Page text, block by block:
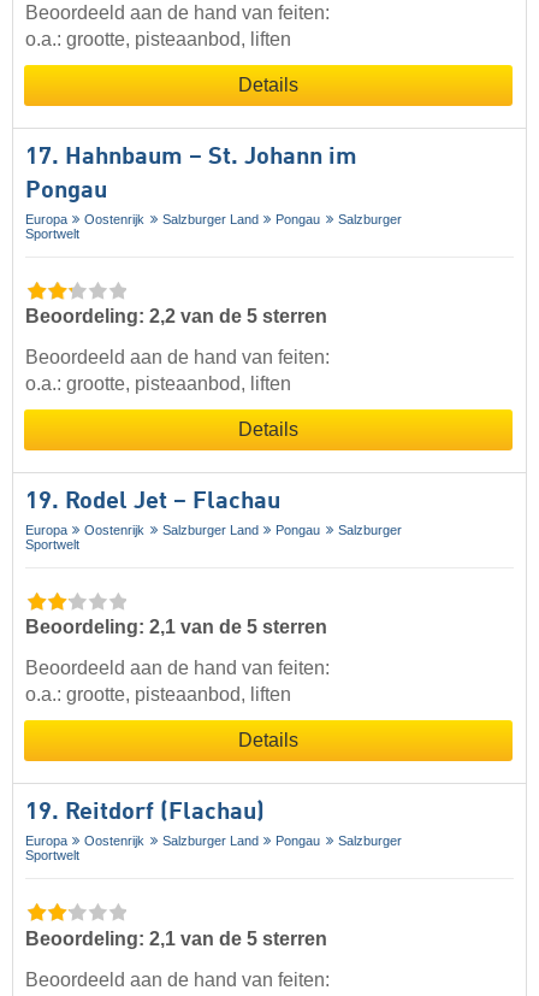
Beoordeeld aan de hand van feiten:
o.a.: grootte, pisteaanbod, liften
Details
17. Hahnbaum – St. Johann im
Pongau
Europa Oostenrijk Salzburger Land Pongau
Salzburger
Sportwelt
Beoordeling: 2,2 van de 5 sterren
Beoordeeld aan de hand van feiten:
o.a.: grootte, pisteaanbod, liften
Details
19. Rodel Jet – Flachau
Europa Oostenrijk Salzburger Land Pongau
Salzburger
Sportwelt
Beoordeling: 2,1 van de 5 sterren
Beoordeeld aan de hand van feiten:
o.a.: grootte, pisteaanbod, liften
Details
19. Reitdorf (Flachau)
Europa Oostenrijk Salzburger Land Pongau
Salzburger
Sportwelt
Beoordeling: 2,1 van de 5 sterren
Beoordeeld aan de hand van feiten: